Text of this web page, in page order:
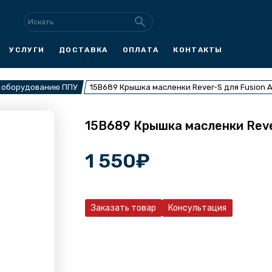
УСЛУГИ ДОСТАВКА ОПЛАТА КОНТАКТЫ
оборудованию ППУ 15B689 Крышка масленки Rever-S для Fusion
15B689 Крышка масленки
1 550₽
Заказать товар Консультация